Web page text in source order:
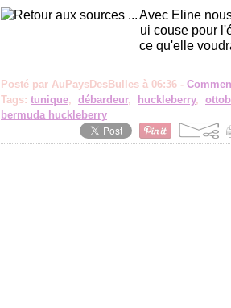
Avec Eline
ui couse pour
ce qu'elle
Posté par AuPaysDesBulles à 06:36 -
Tags: tunique, débardeur, huckleberry,
bermuda huckleberry